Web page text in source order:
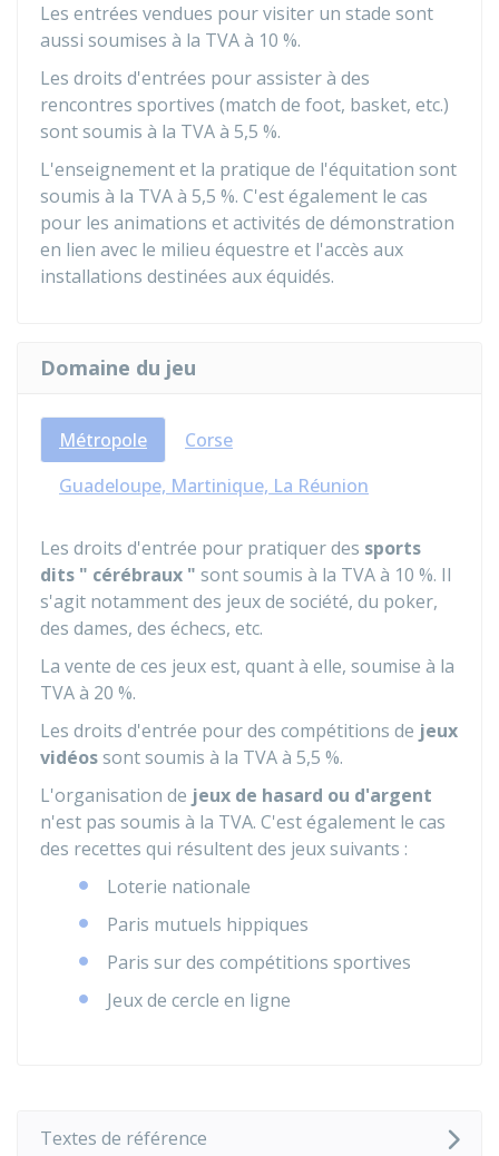
Les entrées vendues pour visiter un stade sont
aussi soumises à la TVA à 10 %.
Les droits d'entrées pour assister à des
rencontres sportives (match de foot, basket, etc.)
sont soumis à la TVA à 5,5 %.
L'enseignement et la pratique de l'équitation sont
soumis à la TVA à 5,5 %. C'est également le cas
pour les animations et activités de démonstration
en lien avec le milieu équestre et l'accès aux
installations destinées aux équidés.
Domaine du jeu
Métropole
Corse
Guadeloupe, Martinique, La Réunion
Les droits d'entrée pour pratiquer des sports
dits " cérébraux " sont soumis à la TVA à 10 %. Il
s'agit notamment des jeux de société, du poker,
des dames, des échecs, etc.
La vente de ces jeux est, quant à elle, soumise à la
TVA à 20 %.
Les droits d'entrée pour des compétitions de jeux
vidéossont soumis à la TVA à 5,5 %.
L'organisation de jeux de hasard ou d'argent
n'est pas soumis à la TVA. C'est également le cas
des recettes qui résultent des jeux suivants :
Loterie nationale
Paris mutuels hippiques
Paris sur des compétitions sportives
Jeux de cercle en ligne
Textes de référence